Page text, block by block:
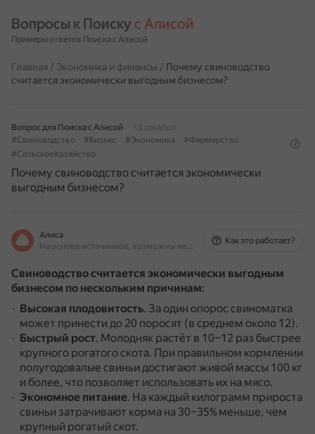
Вопросы к Поиску с Алисой
Примеры ответов Поиска с Алисой
Главная / Экономика и финансы / Почему свиноводство
считается экономически выгодным бизнесом?
Вопрос для Поиска с Алисой
13 декабря
#Свиноводство
#Бизнес #Экономика
#Фермерство
#СельскоеХозяйство
Почему свиноводство считается экономически
выгодным бизнесом?
Алиса
На основе источников, возможны неточности
Как это работает?
Свиноводство считается экономически выгодным
бизнесом по нескольким причинам:
Высокая плодовитость. За один опорос свиноматка
может принести до 20 поросят (в среднем около 12).
Быстрый рост. Молодняк растёт в 10–12 раз быстрее
крупного рогатого скота. При правильном кормлении
полугодовалые свиньи достигают живой массы 100 кг
и более, что позволяет использовать их на мясо.
Экономное питание. На каждый килограмм прироста
свиньи затрачивают корма на 30–35% меньше, чем
крупный рогатый скот.